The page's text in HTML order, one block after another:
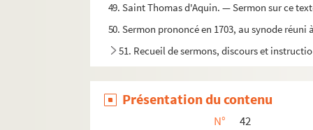
49. Saint Thomas d'Aquin. — Sermon sur ce
50. Sermon prononcé en 1703, au synode
51. Recueil de sermons, discours et
Présentation du contenu
N°
42